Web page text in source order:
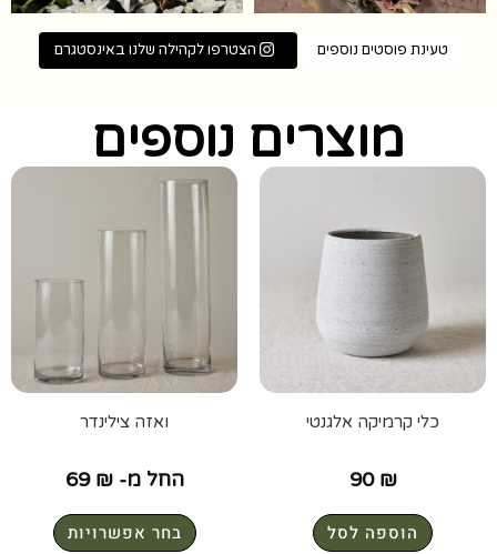
טעינת פוסטים נוספים הצטרפו לקהילה שלנו באינסטגרם
מוצרים נוספים
כלי קרמיקה אלגנטי
90 ₪
הוספה לסל
ואזה צילינדר
החל מ- 69 ₪
בחר אפשרויות